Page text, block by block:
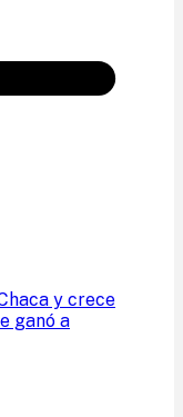
y crece
ganó a